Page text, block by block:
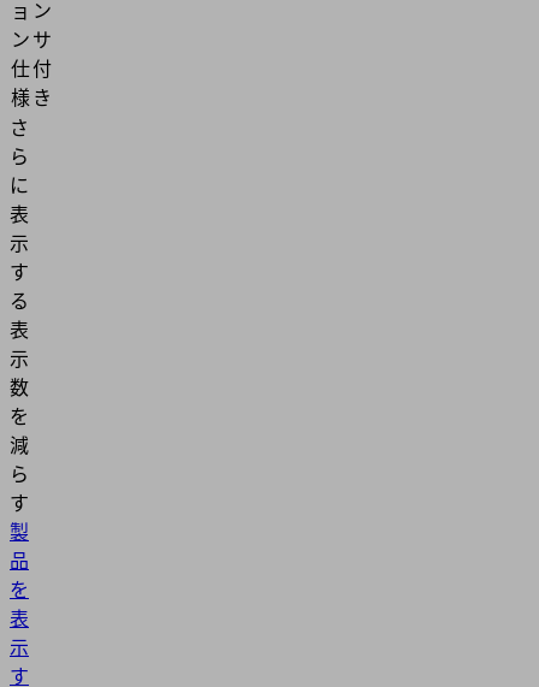
ョ
ン
仕
様
ン
サ
付
き
さ
ら
に
表
示
す
る
表
示
数
を
減
ら
す
製
品
を
表
示
す